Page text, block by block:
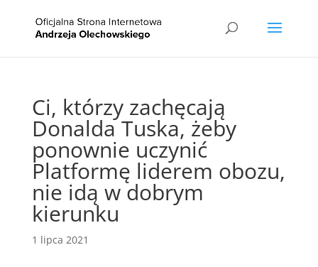
Ci, którzy zachęcają
Donalda Tuska, żeby
ponownie uczynić
Platformę liderem obozu,
nie idą w dobrym
kierunku
1 lipca 2021